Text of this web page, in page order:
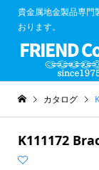
貴金属地金製品専門
おります。
カタログ
K111172